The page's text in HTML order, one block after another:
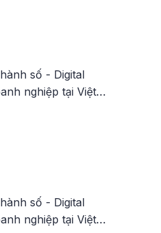
số - Digital
nghiệp tại Việt…
số - Digital
nghiệp tại Việt…